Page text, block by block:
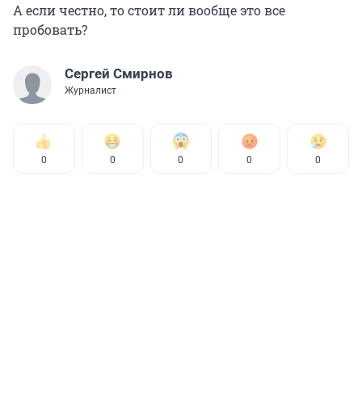
А если честно, то стоит ли вообще это все
пробовать?
Сергей Смирнов
Журналист
0 0 0 0 0